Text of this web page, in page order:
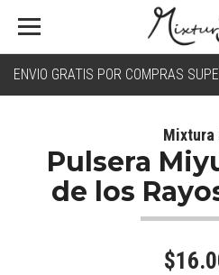
ENVIO GRATIS POR COMPRAS
Mixtura
Pulsera
de los